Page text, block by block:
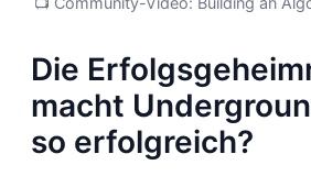
Die
macht
so erfolgreich?